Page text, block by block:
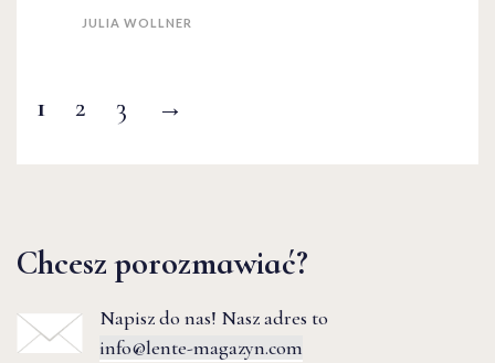
JULIA WOLLNER
1 2 3 →
Chcesz porozmawiać?
Napisz do nas! Nasz adres to
info@lente-magazyn.com